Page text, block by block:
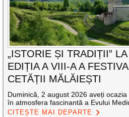
„ISTORIE ȘI TRADIȚII” LA
EDIȚIA A VIII-A A
CETĂȚII MĂLĂIEȘTI
Duminică, 2 august 2026 aveți ocazia
în atmosfera fascinantă a Evului
CITEȘTE MAI DEPARTE